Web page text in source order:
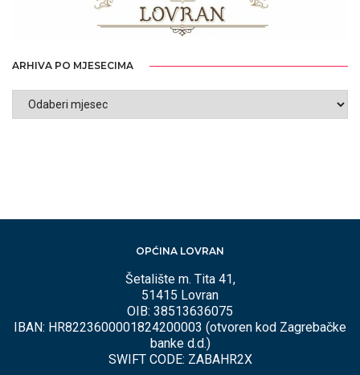
ARHIVA PO MJESECIMA
ARHIVA
OPĆINA LOVRAN
Šetalište m. Tita 41,
51415 Lovran
OIB: 38513636075
IBAN: HR8223600001824200003 (otvoren kod Zagrebačke
banke d.d.)
SWIFT CODE: ZABAHR2X